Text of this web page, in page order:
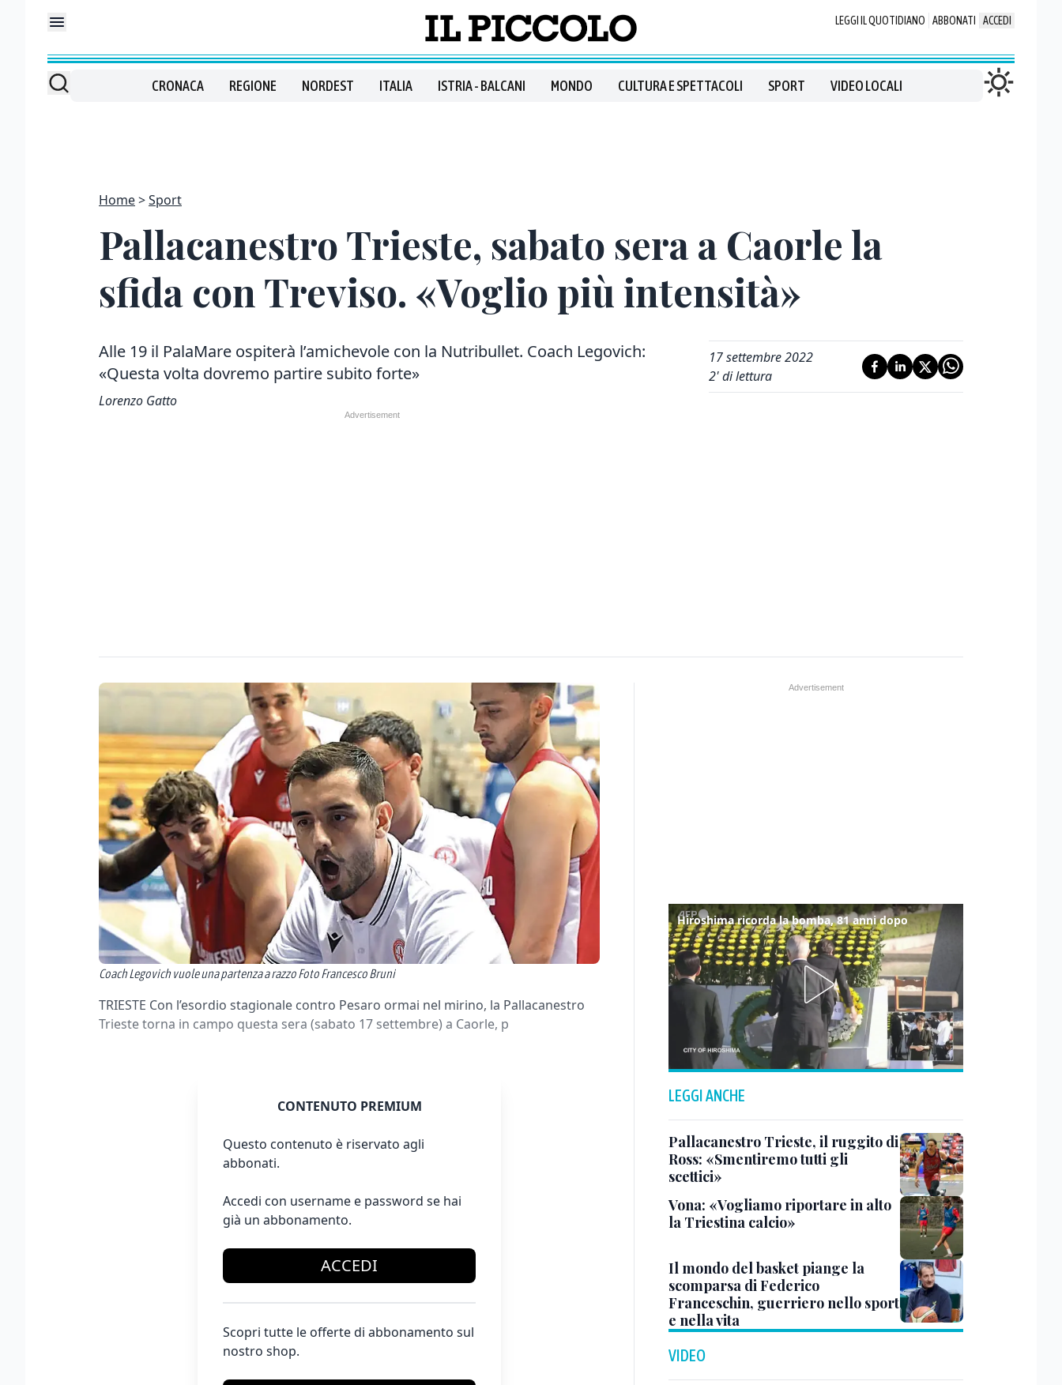
LEGGI IL QUOTIDIANO ABBONATI ACCEDI
CRONACA REGIONE NORDEST ITALIA ISTRIA - BALCANI MONDO CULTURA E SPETTACOLI SPORT VIDEO LOCALI
Home Sport
Pallacanestro Trieste, sabato sera a Caorle la
sfida con Treviso. «Voglio più intensità»
Alle 19 il PalaMare ospiterà l’amichevole con la Nutribullet. Coach Legovich:
«Questa volta dovremo partire subito forte»
Lorenzo Gatto
17 settembre 2022
2' di lettura
Coach Legovich vuole una partenza a razzo Foto Francesco Bruni
TRIESTE Con l’esordio stagionale contro Pesaro ormai nel mirino, la Pallacanestro
Trieste torna in campo questa sera (sabato 17 settembre) a Caorle, p
CONTENUTO PREMIUM
Questo contenuto è riservato agli
abbonati.
Accedi con username e password se hai
già un abbonamento.
ACCEDI
Scopri tutte le offerte di abbonamento sul
nostro shop.
Hiroshima ricorda la bomba, 81 anni dopo
LEGGI ANCHE
Pallacanestro Trieste, il ruggito di
Ross: «Smentiremo tutti gli
scettici»
Vona: «Vogliamo riportare in alto
la Triestina calcio»
Il mondo del basket piange la
scomparsa di Federico
Franceschin, guerriero nello sport
e nella vita
VIDEO